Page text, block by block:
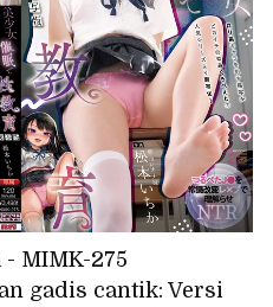
Aki
MIMK-275
gadis cantik: Versi